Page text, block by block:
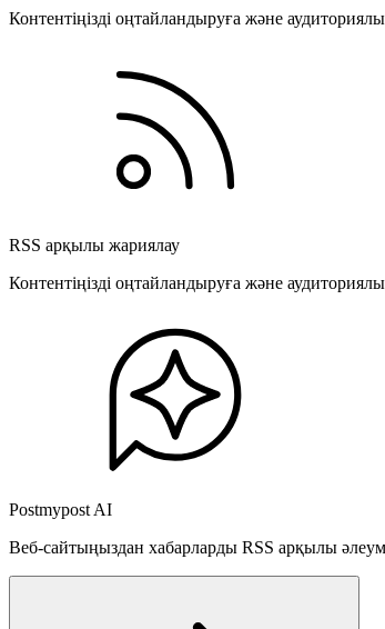
Контентіңізді оңтайландыруға және
RSS арқылы жариялау
Контентіңізді оңтайландыруға және
Postmypost AI
Веб-сайтыңыздан хабарларды RSS арқылы